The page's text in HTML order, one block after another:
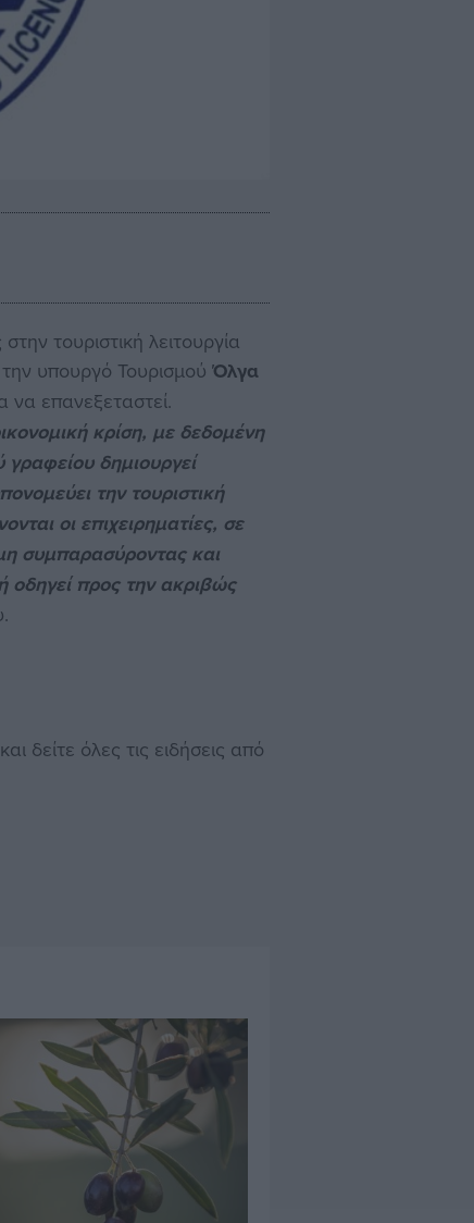
τουριστική λειτουργία
υπουργό ΤουρισμούΌλγα
να επανεξεταστεί.
κρίση, με δεδομένη
δημιουργεί
την τουριστική
οι επιχειρηματίες, σε
συμπαρασύροντας και
οδηγεί προς την ακριβώς
δείτε όλες τις ειδήσεις από